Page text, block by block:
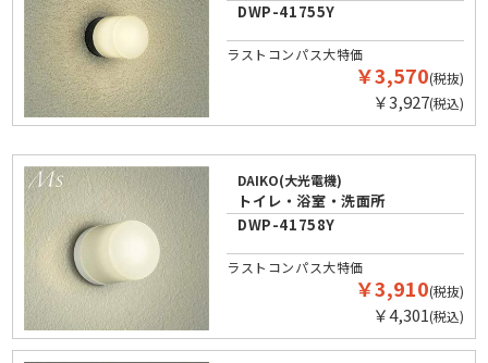
DWP-41755Y
ラストコンパス大特価
￥3,570(税抜)
￥3,927(税込)
DAIKO(大光電機)
トイレ・浴室・洗面所
DWP-41758Y
ラストコンパス大特価
￥3,910(税抜)
￥4,301(税込)